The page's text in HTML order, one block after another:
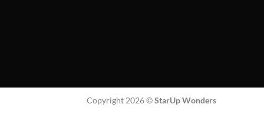
Copyright 2026 ©StarUp Wonders